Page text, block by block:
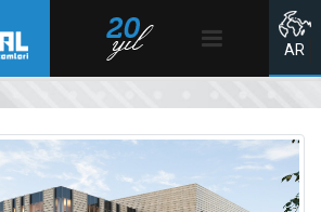
AR